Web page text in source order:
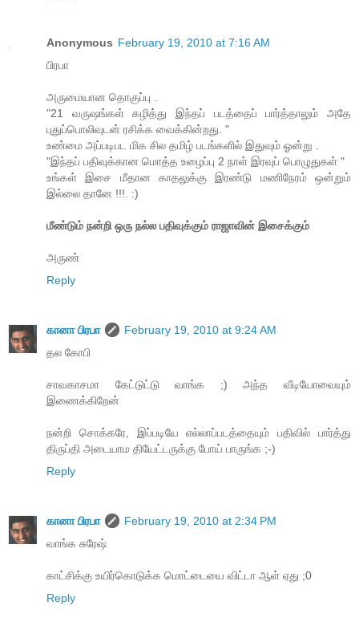
Anonymous February 19, 2010 at 7:16 AM
பிரபா
அருமையான தொகுப்பு .
"21 வருஷங்கள் கழித்து இந்தப் படத்தைப் பார்த்தாலும் அதே
புதுப்பொலிவுடன் ரசிக்க வைக்கின்றது. "
உண்மை அப்படிபட மிக சில தமிழ் படங்களில் இதுவும் ஓன்று .
"இந்தப் பதிவுக்கான மொத்த உழைப்பு 2 நாள் இரவுப் பொழுதுகள் "
உங்கள் இசை மீதான காதலுக்கு இரண்டு மணிநேரம் ஒன்றும்
இல்லை தானே !!!. :)
மீண்டும் நன்றி ஒரு நல்ல பதிவுக்கும் ராஜாவின் இசைக்கும்
அருண்
Reply
கானா பிரபா
February 19, 2010 at 9:24 AM
தல கோபி
சாவகாசமா கேட்டுட்டு வாங்க ;) அந்த வீடியோவையும்
இணைக்கிறேன்
நன்றி சொக்கரே, இப்படியே எல்லாப்படத்தையும் பதிவில் பார்த்து
திருப்தி அடையாம தியேட்டருக்கு போய் பாருங்க ;-)
Reply
கானா பிரபா
February 19, 2010 at 2:34 PM
வாங்க சுரேஷ்
காட்சிக்கு உயிர்கொடுக்க மொட்டையை விட்டா ஆள் ஏது ;0
Reply